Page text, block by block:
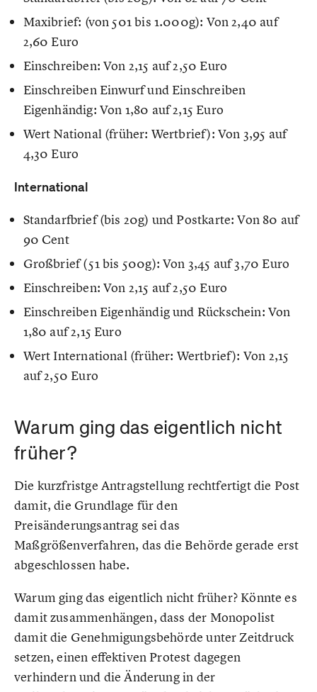
Maxibrief: (von 501 bis 1.000g): Von 2,40 auf
2,60 Euro
Einschreiben: Von 2,15 auf 2,50 Euro
Einschreiben Einwurf und Einschreiben
Eigenhändig: Von 1,80 auf 2,15 Euro
Wert National (früher: Wertbrief): Von 3,95 auf
4,30 Euro
International
Standarfbrief (bis 20g) und Postkarte: Von 80 auf
90 Cent
Großbrief (51 bis 500g): Von 3,45 auf 3,70 Euro
Einschreiben: Von 2,15 auf 2,50 Euro
Einschreiben Eigenhändig und Rückschein: Von
1,80 auf 2,15 Euro
Wert International (früher: Wertbrief): Von 2,15
auf 2,50 Euro
Warum ging das eigentlich nicht
früher?
Die kurzfristge Antragstellung rechtfertigt die Post
damit, die Grundlage für den
Preisänderungsantrag sei das
Maßgrößenverfahren, das die Behörde gerade erst
abgeschlossen habe.
Warum ging das eigentlich nicht früher? Könnte es
damit zusammenhängen, dass der Monopolist
damit die Genehmigungsbehörde unter Zeitdruck
setzen, einen effektiven Protest dagegen
verhindern und die Änderung in der